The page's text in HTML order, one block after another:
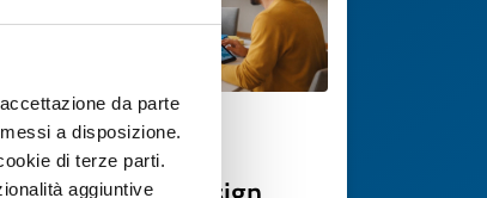
da parte
a disposizione.
di terze parti.
aggiuntive
di tecnologia